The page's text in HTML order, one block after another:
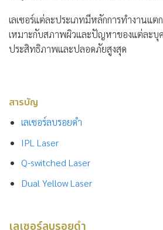
เลเซอร์แต่ละประเภทมีหลักการทำงานแต
เหมาะกับสภาพผิวและปัญหาของแต่ละบุ
ประสิทธิภาพและปลอดภัยสูงสุด
สารบัญ
เลเซอร์ลบรอยดำ
IPL Laser
Q-switched Laser
Dual Yellow Laser
เลเซอร์ลบรอยดำ